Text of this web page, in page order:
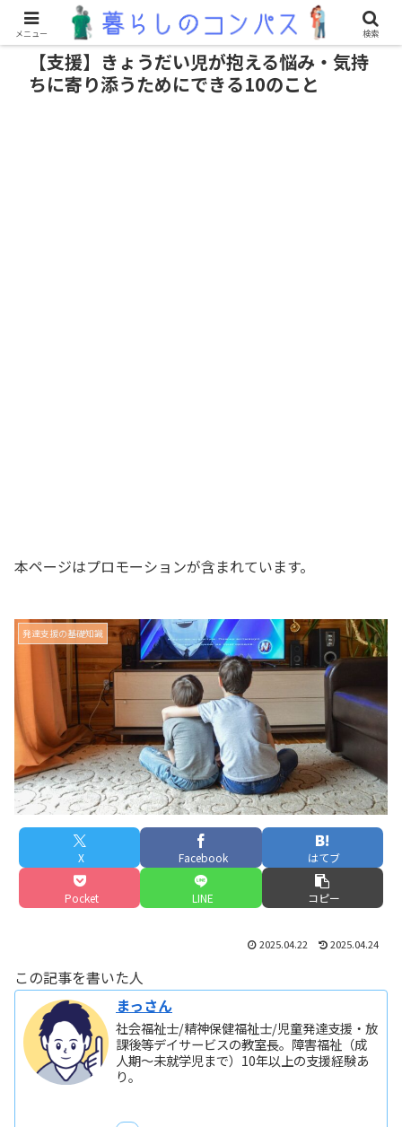
【支援】きょうだい児が抱える悩み・気持
ちに寄り添うためにできる10のこと
本ページはプロモーションが含まれています。
発達支援の基礎知識
X Facebook はてブ
Pocket LINE コピー
2025.04.22 2025.04.24
この記事を書いた人
まっさん
社会福祉士/精神保健福祉士/児童発達支援・放
課後等デイサービスの教室長。障害福祉（成
人期～未就学児まで）10年以上の支援経験あ
り。
メニュー 検索